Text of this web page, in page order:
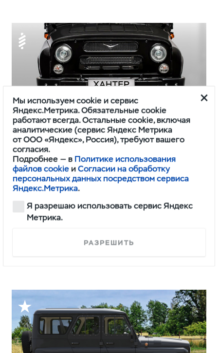
Подвеска
Передняя пружинная подвеска
обеспечивает хорошую управляемость,
комфорт для пассажиров и проста
в обслуживании.
Задняя подвеска с полуэллиптическими
к экстремальным нагрузкам и надежным
Мы используем cookie и сервис
Яндекс.Метрика. Обязательные cookie
работают всегда. Остальные cookie, включая
аналитические (сервис Яндекс Метрика
от ООО «Яндекс», Россия), требуют вашего
согласия.
Подробнее — в Политике использования
файлов cookie иСогласии на обработку
персональных данных посредством сервиса
Яндекс.Метрика.
Я разрешаю использовать сервис Яндекс
Метрика.
РАЗРЕШИТЬ